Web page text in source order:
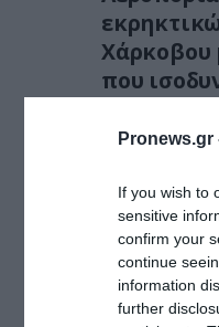
Pronews.gr
If you wish to
sensitive
confirm your
continue
information
further
Χάρκοβου
που